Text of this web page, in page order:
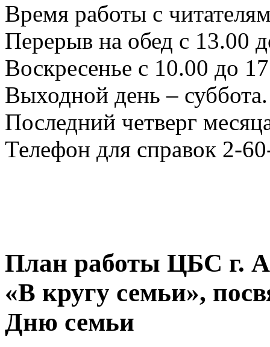
Время работы с
Перерыв на обед с 13.00
Воскресенье с 10.00 до
Выходной день – суббота.
Последний четверг
Телефон для справок 2-
План работы ЦБС г.
«В кругу семьи»,
Дню семьи